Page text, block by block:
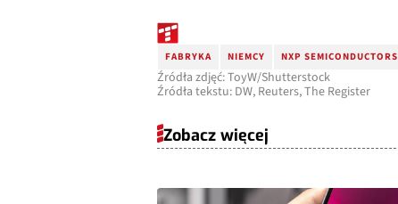
FABRYKA NIEMCY NXP SEMICONDUCTORS
Źródła zdjęć: ToyW/Shutterstock
Źródła tekstu: DW, Reuters, The Register
Zobacz więcej